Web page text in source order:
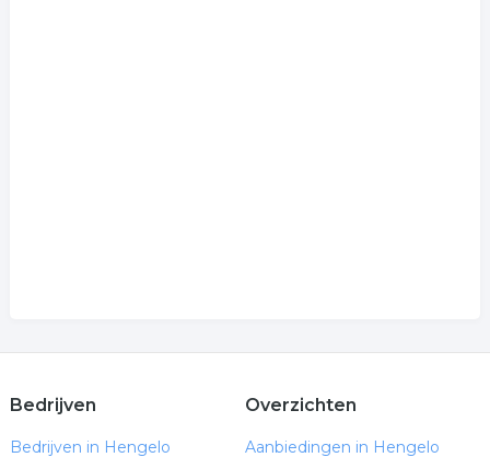
Bedrijven
Bedrijven in Hengelo
Overzichten
Aanbiedingen in Hengelo